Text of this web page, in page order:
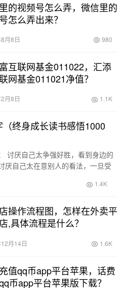
的视频号怎么弄，微信里的
怎么弄出来？
月8日 980
互联网基金011022，汇添
网基金011021净值？
月8日 1.1K
终身成长读书感悟1000
讨厌自己太争强好胜，看到身边的
厌自己太在意别人的看法，一旦受
1.4K
操作流程图，怎样在外卖平
,具体流程是什么？
月14日 1.6K
值qq币app平台苹果，话费
币app平台苹果版下载？